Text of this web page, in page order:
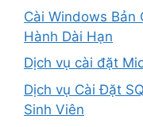
Cài Windows Bản
Hành Dài Hạn
Dịch vụ cài đặt
Dịch vụ Cài Đặt
Sinh Viên